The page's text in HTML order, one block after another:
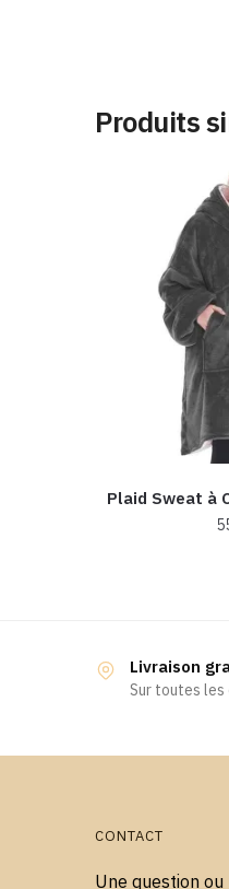
Produits
Plaid Sweat à
Livraison
Sur toutes les
CONTACT
Une question ou